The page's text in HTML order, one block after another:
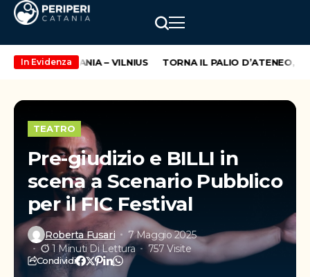
In Evidenza
ROTTA CATANIA – VILNIUS TORNA IL PALIO D’ATENEO,
TEATRO
Pre-giudizio e BILLI in
scena a Scenario Pubblico
per il FIC Festival
Roberta Fusari
7 Maggio 2025
1 Minuti Di Lettura
757 Visite
Condividi